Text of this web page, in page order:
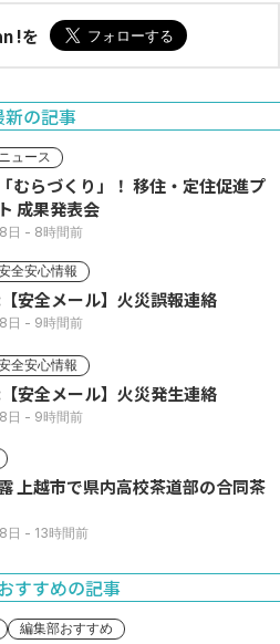
!を
新の記事
ニュース
むらづくり」！ 移住・定住促進プ
成果発表会
日 - 8時間前
全安心情報
安全メール】火災誤報連絡
日 - 9時間前
全安心情報
安全メール】火災発生連絡
日 - 9時間前
上越市で県内高校茶道部の合同茶
日 - 13時間前
すすめの記事
編集部おすすめ